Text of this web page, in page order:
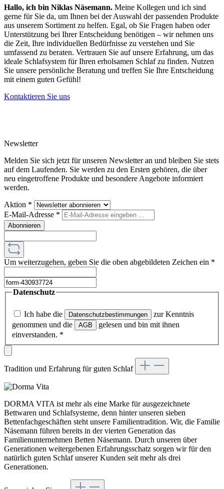
Hallo, ich bin Niklas Näsemann. Meine Kollegen und ich sind
gerne für Sie da, um Ihnen bei der Auswahl der passenden Produkte
aus unserem Sortiment zu helfen. Egal, ob Sie Fragen haben oder
Unterstützung bei Ihrer Entscheidung benötigen – wir nehmen uns
die Zeit, Ihre individuellen Bedürfnisse zu verstehen und Sie
umfassend zu beraten. Vertrauen Sie auf unsere Erfahrung, um das
ideale Schlafsystem für Ihren erholsamen Schlaf zu finden. Nutzen
Sie unsere persönliche Beratung und treffen Sie Ihre Entscheidung
mit einem guten Gefühl!
Kontaktieren Sie uns
Newsletter
Melden Sie sich jetzt für unseren Newsletter an und bleiben Sie stets
auf dem Laufenden. Sie werden zu den Ersten gehören, die über
neu eingetroffene Produkte und besondere Angebote informiert
werden.
Aktion *
E-Mail-Adresse *
Abonnieren
Um weiterzugehen, geben Sie die oben abgebildeten Zeichen ein *
Datenschutz
Ich habe die Datenschutzbestimmungen
zur Kenntnis
genommen und die
AGB
gelesen und bin mit ihnen
einverstanden. *
Tradition und Erfahrung für guten Schlaf
DORMA VITA ist mehr als eine Marke für ausgezeichnete
Bettwaren und Schlafsysteme, denn hinter unseren sieben
Bettenfachgeschäften steht unsere Familientradition. Wir, die Familie
Näsemann führen bereits in der vierten Generation das
Familienunternehmen Betten Näsemann. Durch unseren über
Generationen weitergebenen Erfahrungsschatz sorgen wir für den
natürlich guten Schlaf unserer Kunden seit mehr als drei
Generationen.